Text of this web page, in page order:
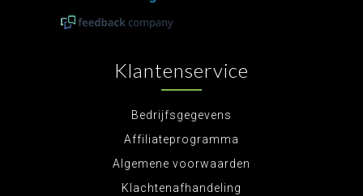
Klantenservice
Bedrijfsgegevens
Affiliateprogramma
Algemene voorwaarden
Klachtenafhandeling